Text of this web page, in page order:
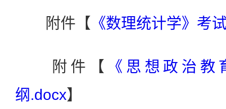
附件【 《数理统计学》考
附件【
《思想政治
纲.docx】